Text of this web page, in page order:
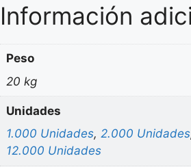
Información
Peso
20 kg
Unidades
1.000 Unidades, 2.000 Unidades
12.000 Unidades